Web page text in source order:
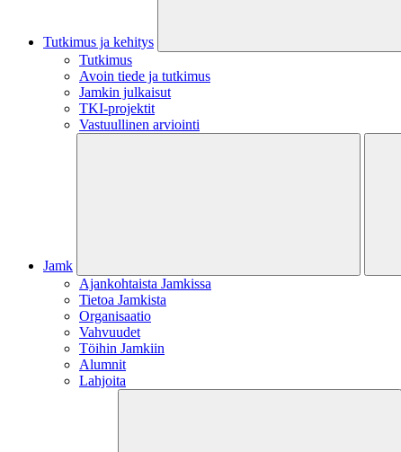
Tutkimus ja kehitys
Tutkimus
Avoin tiede ja tutkimus
Jamkin julkaisut
TKI-projektit
Vastuullinen arviointi
Jamk
Ajankohtaista Jamkissa
Tietoa Jamkista
Organisaatio
Vahvuudet
Töihin Jamkiin
Alumnit
Lahjoita